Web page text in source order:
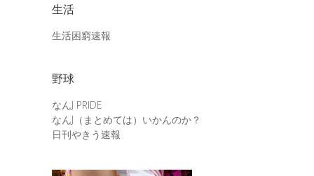
生活
生活困窮速報
野球
なんJ PRIDE
なんJ（まとめては）いかんのか？
日刊やきう速報